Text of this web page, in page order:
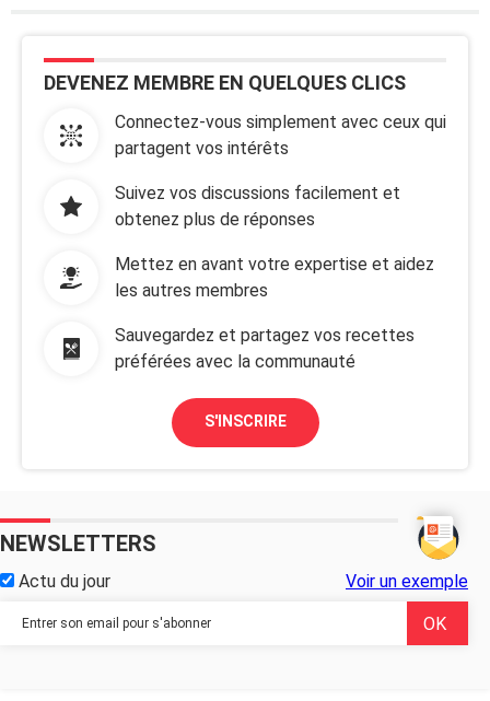
DEVENEZ MEMBRE EN QUELQUES CLICS
Connectez-vous simplement avec ceux qui
partagent vos intérêts
Suivez vos discussions facilement et
obtenez plus de réponses
Mettez en avant votre expertise et aidez
les autres membres
Sauvegardez et partagez vos recettes
préférées avec la communauté
S'INSCRIRE
NEWSLETTERS
Actu du jour Voir un exemple